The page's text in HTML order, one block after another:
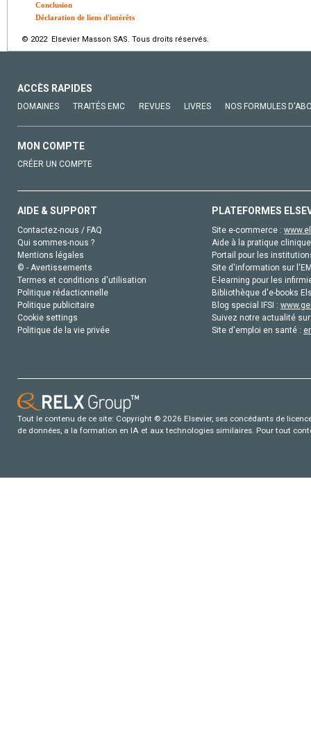
Conclusion
Déclaration de liens d'intérêts
© 2022 Elsevier Masson SAS. Tous droits réservés.
ACCÈS RAPIDES
DOMAINES TRAITÉS EMC REVUES LIVRES NOS FORMULES
MON COMPTE
CRÉER UN COMPTE
AIDE & SUPPORT
Contactez-nous / FAQ
Qui sommes-nous ?
Mentions légales
© - Avertissements
Termes et conditions d'utilisation
Politique rédactionnelle
Politique publicitaire
Cookie settings
Politique de la vie privée
PLATEFORMES
Site e-commerce :
Aide à la pratique
Portail pour les
Site d'information sur
E-learning pour les
Bibliothèque d'e-books
Blog special IFSI :
Suivez notre actualité
Site d'emploi en santé :
Tout le contenu de ce site: Copyright © 2026 Elsevier, ses concédants de
de données, a la formation en IA et aux technologies similaires. Pour tout